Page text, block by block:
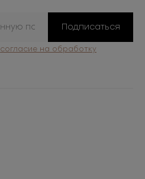
Подписаться
согласие на обработку